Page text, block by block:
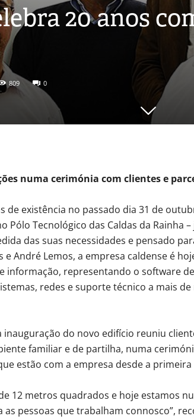
20 anos
809 0
numa cerimónia com clientes e
de existência no passado dia 31 de
Pólo Tecnológico das Caldas da Rainha
das suas necessidades e pensado
André Lemos, a empresa caldense é
informação, representando o software
redes e suporte técnico a mais de
inauguração do novo edifício reuniu
familiar e de partilha, numa
estão com a empresa desde a
12 metros quadrados e hoje estamos
pessoas que trabalham connosco”,